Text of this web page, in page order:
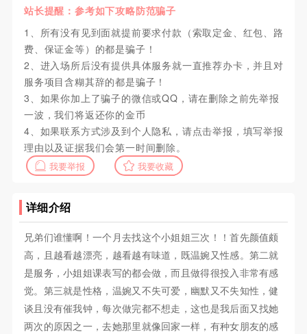
站长提醒：参考如下攻略防范骗子
1、所有没有见到面就提前要求付款（索取定金、红包、路
费、保证金等）的都是骗子！
2、进入场所后没有提供具体服务就一直推荐办卡，并且对
服务项目含糊其辞的都是骗子！
3、如果你加上了骗子的微信或QQ，请在删除之前先举报
一波，我们将返还你的金币
4、如果联系方式涉及到个人隐私，请点击举报，填写举报
理由以及证据我们会第一时间删除。
我要举报 我要收藏
详细介绍
兄弟们谁懂啊！一个月去找这个小姐姐三次！！首先颜值颇
高，且越看越漂亮，越看越有味道，既温婉又性感。第二就
是服务，小姐姐课表写的都会做，而且做得很投入非常有感
觉。第三就是性格，温婉又不失可爱，幽默又不失知性，健
谈且没有催我钟，每次做完都不想走，这也是我后面又找她
两次的原因之一，去她那里就像回家一样，有种女朋友的感